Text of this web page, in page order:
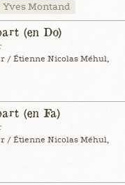
Yves Montand
(en Do)
/ Étienne Nicolas Méhul,
(en Fa)
/ Étienne Nicolas Méhul,